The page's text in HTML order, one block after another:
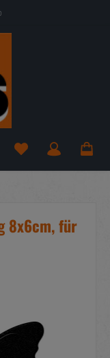
8x6cm, für